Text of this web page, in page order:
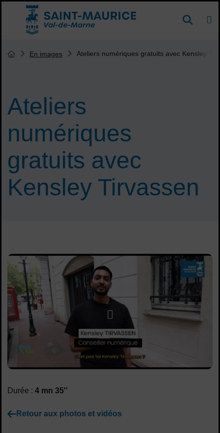
Menu de raccourcis
Accueil ville de Saint-Maurice DE
Ateliers
numériques
gratuits avec
Kensley Tirvassen
Vous êtes ici :
Page d'accueil du site
En images Ateliers numériques gratuits avec Kensley
Lancer la video
Durée : 4 mn 35''
Retour aux photos et vidéos